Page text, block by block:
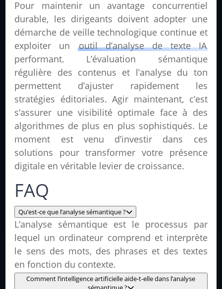
Pour maintenir un avantage concurrentiel
durable, les dirigeants doivent adopter une
démarche de veille technologique continue et
exploiter unoutil d’analyse de texte IA
performant. L’évaluation sémantique
régulière des contenus et l’analyse du ton
permettent d’ajuster rapidement les
stratégies éditoriales. Agir maintenant, c’est
s’assurer une visibilité optimale face à des
algorithmes de plus en plus sophistiqués. Le
moment est venu d’investir dans ces
solutions pour transformer votre présence
digitale en véritable levier de croissance.
FAQ
Qu’est-ce que l’analyse sémantique ?
L’analyse sémantique est le processus par
lequel un ordinateur comprend et interprète
le sens des mots, des phrases et des textes
en fonction du contexte.
Comment l’intelligence artificielle aide-t-elle dans l’analyse